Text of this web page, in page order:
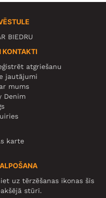
BIEDRU
KONTAKTI
atgriešanu
jautājumi
mums
Denim
karte
uz tērzēšanas ikonas šīs
stūrī.